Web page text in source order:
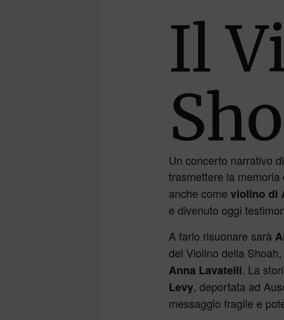
Il
Un concerto narrativo
trasmettere la memoria
anche comeviolino di
e divenuto oggi
A farlo risuonare sarà
del Violino della
Anna Lavatelli. La
Levy, deportata ad
messaggio fragile e